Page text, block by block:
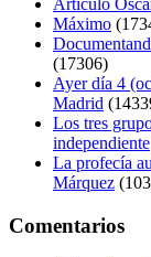
Artículo
Máximo
(17306)
Ayer día 4
Madrid
Los tres
independiente
La profecía
Márquez
Comentarios